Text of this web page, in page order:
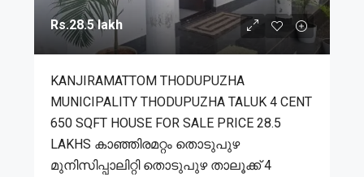
Rs.28.5 lakh
KANJIRAMATTOM THODUPUZHA
MUNICIPALITY THODUPUZHA TALUK 4 CENT
650 SQFT HOUSE FOR SALE PRICE 28.5
LAKHS കാഞ്ഞിരമറ്റം തൊടുപുഴ
മുനിസിപ്പാലിറ്റി തൊടുപുഴ താലൂക്ക് 4